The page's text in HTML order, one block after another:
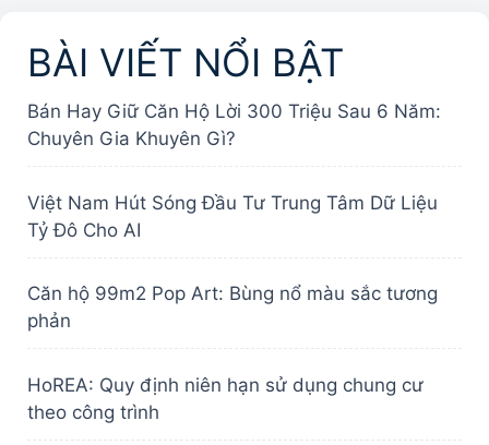
BÀI VIẾT NỔI BẬT
Bán Hay Giữ Căn Hộ Lời 300 Triệu Sau 6 Năm:
Chuyên Gia Khuyên Gì?
Việt Nam Hút Sóng Đầu Tư Trung Tâm Dữ Liệu
Tỷ Đô Cho AI
Căn hộ 99m2 Pop Art: Bùng nổ màu sắc tương
phản
HoREA: Quy định niên hạn sử dụng chung cư
theo công trình